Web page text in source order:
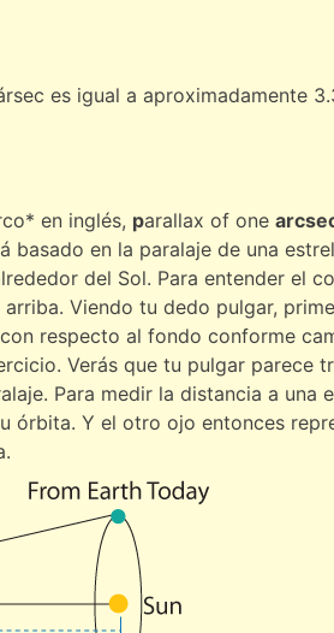
es igual a aproximadamente
en inglés, parallax of one
en la paralaje de una
del Sol. Para entender el
Viendo tu dedo pulgar,
respecto al fondo conforme
Verás que tu pulgar parece
Para medir la distancia a una
órbita. Y el otro ojo entonces